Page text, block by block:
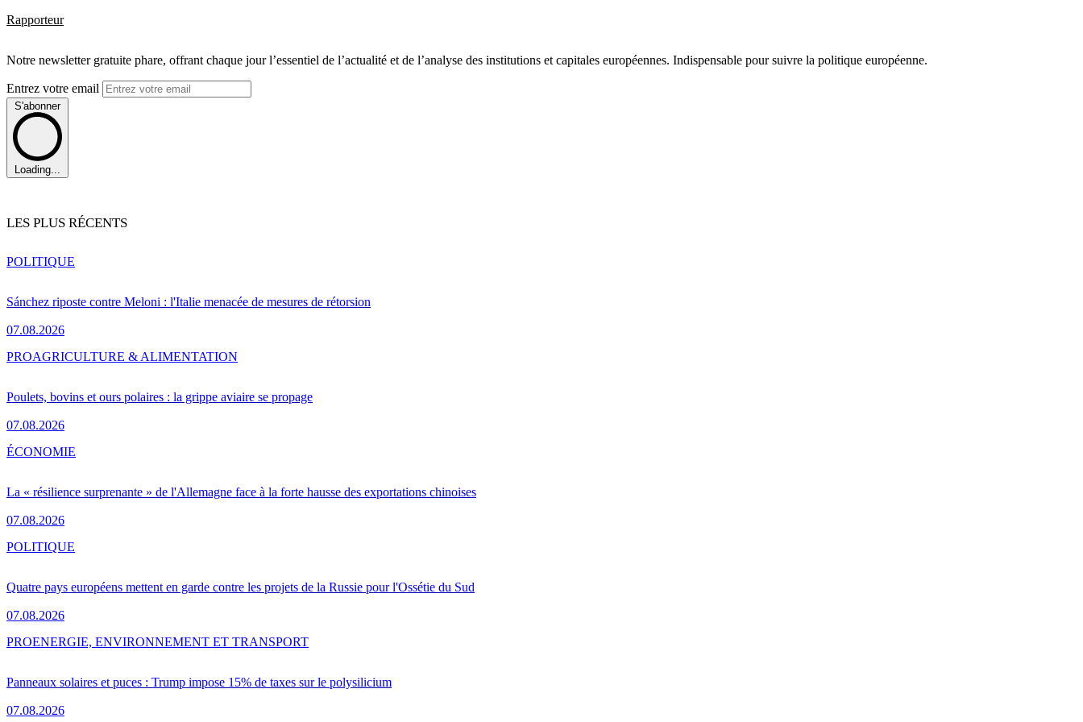
Rapporteur
Notre newsletter gratuite phare, offrant chaque jour l’essentiel de l’actualité et de l’analyse des institutions et capitales européennes. Indispensable pour suivre la politique européenne.
Entrez votre email
S'abonner
Loading...
LES PLUS RÉCENTS
Sánchez riposte contre Meloni : l'Italie menacée de mesures de rétorsion
07.08.2026
POLITIQUE
Poulets, bovins et ours polaires : la grippe aviaire se propage
07.08.2026
PROAGRICULTURE & ALIMENTATION
La « résilience surprenante » de l'Allemagne face à la forte hausse des exportations chinoises
07.08.2026
ÉCONOMIE
Quatre pays européens mettent en garde contre les projets de la Russie pour l'Ossétie du Sud
07.08.2026
POLITIQUE
Panneaux solaires et puces : Trump impose 15% de taxes sur le polysilicium
07.08.2026
PROENERGIE, ENVIRONNEMENT ET TRANSPORT